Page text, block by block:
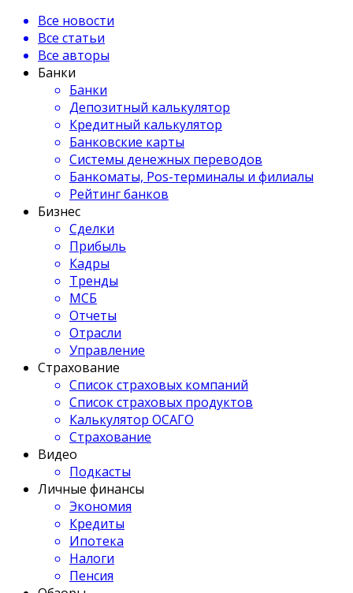
Все новости
Все статьи
Все авторы
Банки
Банки
Депозитный калькулятор
Кредитный калькулятор
Банковские карты
Системы денежных переводов
Банкоматы, Pos-терминалы и филиалы
Рейтинг банков
Бизнес
Сделки
Прибыль
Кадры
Тренды
МСБ
Отчеты
Отрасли
Управление
Страхование
Список страховых компаний
Список страховых продуктов
Калькулятор ОСАГО
Страхование
Видео
Подкасты
Личные финансы
Экономия
Кредиты
Ипотека
Налоги
Пенсия